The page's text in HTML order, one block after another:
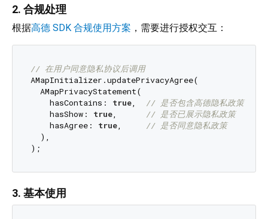
2. 合规处理
根据高德 SDK 合规使用方案 ，需要进行授权交互：
// 在用户同意隐私协议后调用
AMapInitializer.updatePrivacyAgree(
  AMapPrivacyStatement(
    hasContains:
true, // 是否包含高德隐私政策
    hasShow:
true, // 是否已展示隐私政策
    hasAgree:
true, // 是否同意隐私政策
  ),
3. 基本使用